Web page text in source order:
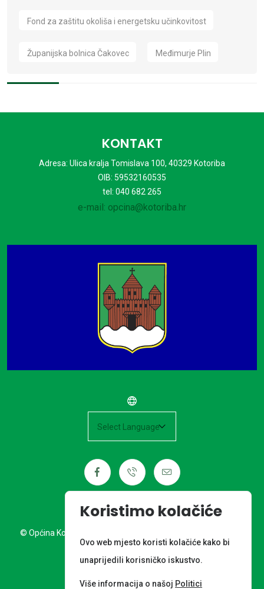
Fond za zaštitu okoliša i energetsku učinkovitost
Županijska bolnica Čakovec Međimurje Plin
KONTAKT
Adresa: Ulica kralja Tomislava 100, 40329 Kotoriba
OIB: 59532160535
tel: 040 682 265
e-mail: opcina@kotoriba.hr
© Općina Kotoriba. Sva prava pridržana. Izrada web stranice:
Nordia grupa d.o.o.
Koristimo kolačiće
Ovo web mjesto koristi kolačiće kako bi
unaprijedili korisničko iskustvo.
Više informacija o našoj Politici